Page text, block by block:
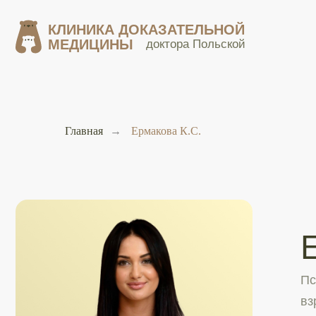
доктора Польской
КЛИНИКА ДОКАЗАТЕЛЬНОЙ
МЕДИЦИНЫ доктора Польской
КЛИНИКА ДОКАЗАТЕЛЬНОЙ
МЕДИЦИНЫ
Главная → Ермакова К.С.